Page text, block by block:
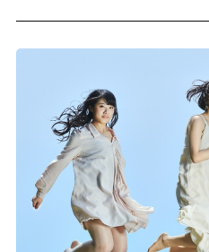
お問い合わせ
記事リクエスト
ログイン
LINK
muevoクラウドファンディング